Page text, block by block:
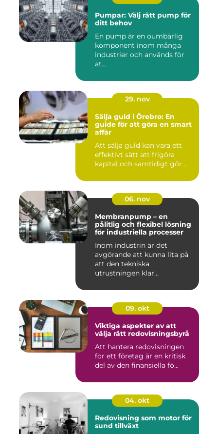
Pumpar: Välj rätt pump för
ditt behov
En pump är en oumbärlig
komponent inom många
industrier och används för
at...
29. nov
Sälja guld i Örebro: En
guide för att göra en smart
affär
Att sälja guld kan vara ett
effektivt sätt att frigöra
kapital och samtidigt gör...
06. nov
Membranpump – en
pålitlig och flexibel lösning
för industriella processer
Inom industrin är det
avgörande att kunna lita på
att den tekniska
utrustningen klar...
09. okt
Viktiga aspekter av att
välja rätt redovisningsbyrå
Att hantera redovisningen
för ett företag är en kritisk
del av den finansiella fö...
04. okt
Redovisning som motor för
sund tillväxt